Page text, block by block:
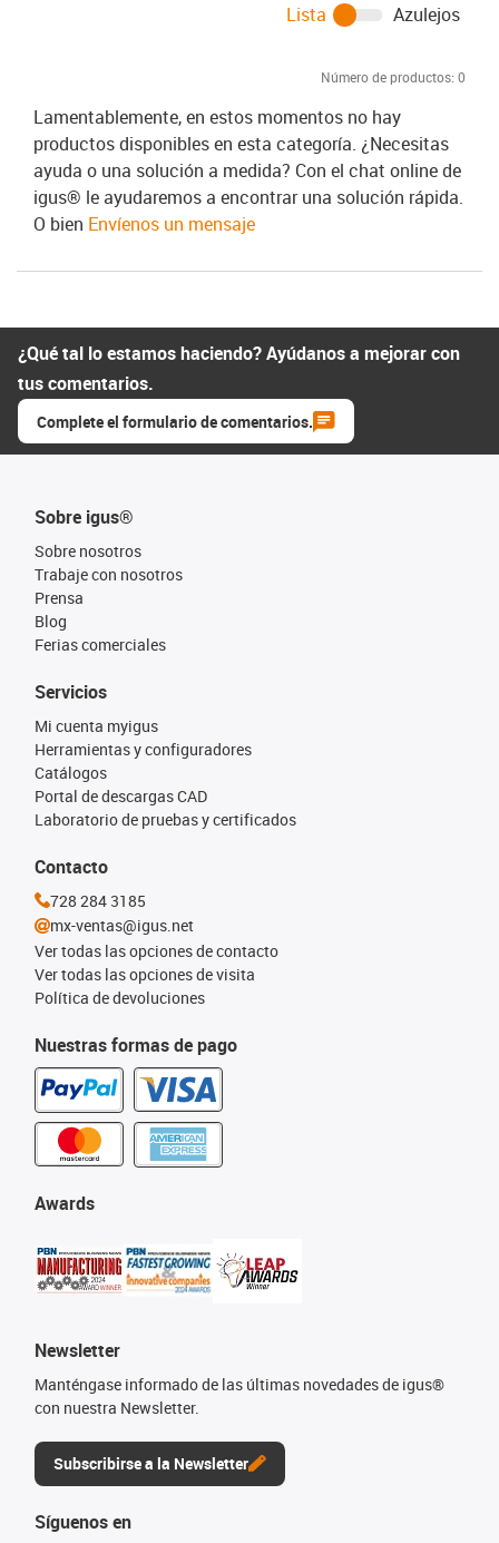
Número de productos: 0
Lista Azulejos
Lamentablemente, en estos momentos no hay
productos disponibles en esta categoría. ¿Necesitas
ayuda o una solución a medida? Con el chat online de
igus® le ayudaremos a encontrar una solución rápida.
O bien Envíenos un mensaje
¿Qué tal lo estamos haciendo? Ayúdanos a mejorar con
tus comentarios.
Complete el formulario de comentarios.
Sobre igus®
Sobre nosotros
Trabaje con nosotros
Prensa
Blog
Ferias comerciales
Nuestras formas de pago
Servicios
Mi cuenta myigus
Herramientas y configuradores
Catálogos
Portal de descargas CAD
Laboratorio de pruebas y certificados
Awards
Newsletter
Manténgase informado de las últimas novedades de igus®
con nuestra Newsletter.
Subscribirse a la Newsletter
Contacto
728 284 3185
mx-ventas@igus.net
Ver todas las opciones de contacto
Ver todas las opciones de visita
Política de devoluciones
Síguenos en